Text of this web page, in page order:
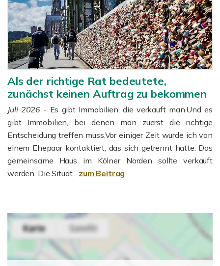
Als der richtige Rat bedeutete,
zunächst keinen Auftrag zu bekommen
Juli 2026 - Es gibt Immobilien, die verkauft man.Und es
gibt Immobilien, bei denen man zuerst die richtige
Entscheidung treffen muss.Vor einiger Zeit wurde ich von
einem Ehepaar kontaktiert, das sich getrennt hatte. Das
gemeinsame Haus im Kölner Norden sollte verkauft
werden. Die Situat... zum Beitrag